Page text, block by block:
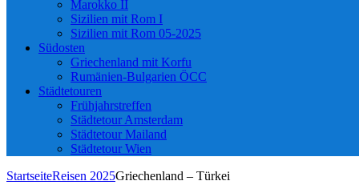
Marokko II
Sizilien mit Rom I
Sizilien mit Rom 05-2025
Südosten
Griechenland mit Korfu
Rumänien-Bulgarien ÖCC
Städtetouren
Frühjahrstreffen
Städtetour Amsterdam
Städtetour Mailand
Städtetour Wien
StartseiteReisen 2025Griechenland – Türkei